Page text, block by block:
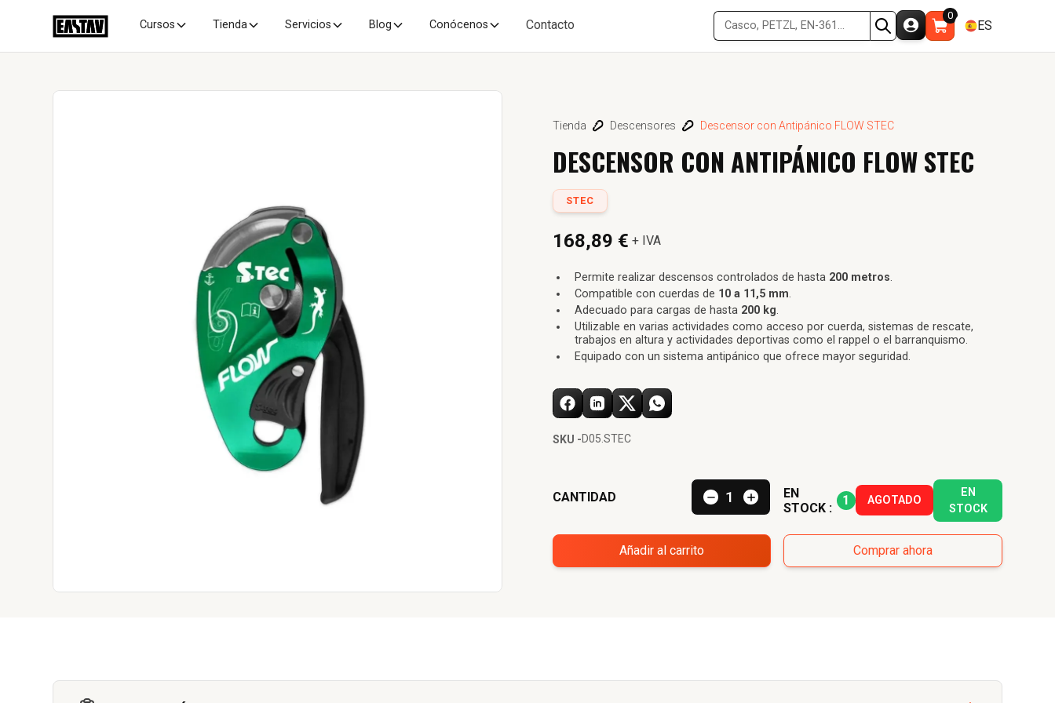
Cursos Tienda Servicios Blog Conócenos Contacto
0
ES
Tienda Descensores Descensor con Antipánico FLOW STEC
DESCENSOR CON ANTIPÁNICO FLOW STEC
STEC
168,89 € + IVA
Permite realizar descensos controlados de hasta 200 metros.
Compatible con cuerdas de 10 a 11,5 mm.
Adecuado para cargas de hasta 200 kg.
Utilizable en varias actividades como acceso por cuerda, sistemas de rescate,
trabajos en altura y actividades deportivas como el rappel o el barranquismo.
Equipado con un sistema antipánico que ofrece mayor seguridad.
SKU -D05.STEC
CANTIDAD
EN
STOCK :
1 AGOTADO
EN
STOCK
Añadir al carrito Comprar ahora